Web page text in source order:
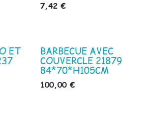
7,42€
ET BARBECUE AVEC
COUVERCLE 21879
84*70*H105CM
100,00€